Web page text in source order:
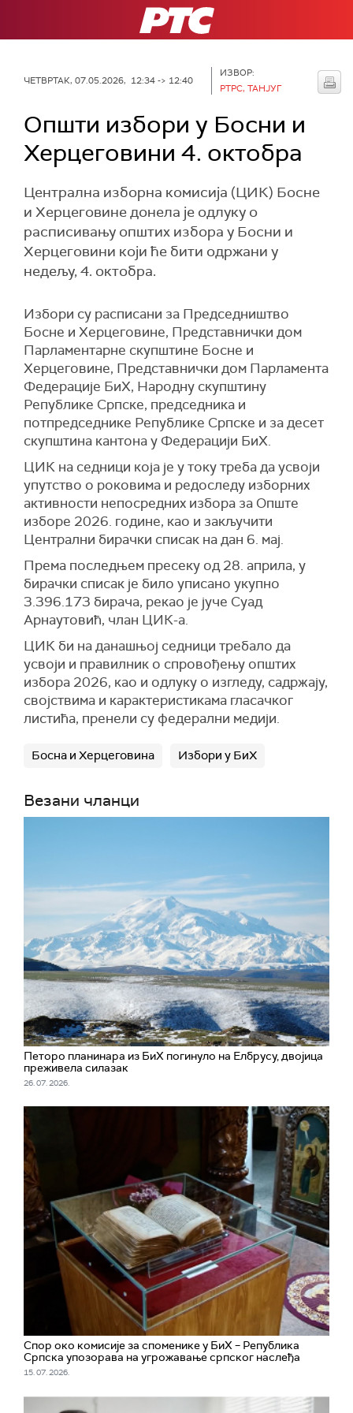
РТС
ЧЕТВРТАК, 07.05.2026, 12:34 -> 12:40
ИЗВОР:
РТРС, ТАНЈУГ
Општи избори у Босни и
Херцеговини 4. октобра
Централна изборна комисија (ЦИК) Босне
и Херцеговине донела је одлуку о
расписивању општих избора у Босни и
Херцеговини који ће бити одржани у
недељу, 4. октобра.
Избори су расписани за Председништво
Босне и Херцеговине, Представнички дом
Парламентарне скупштине Босне и
Херцеговине, Представнички дом Парламента
Федерације БиХ, Народну скупштину
Републике Српске, председника и
потпредседнике Републике Српске и за десет
скупштина кантона у Федерацији БиХ.
ЦИК на седници која је у току треба да усвоји
упутство о роковима и редоследу изборних
активности непосредних избора за Опште
изборе 2026. године, као и закључити
Централни бирачки списак на дан 6. мај.
Према последњем пресеку од 28. априла, у
бирачки списак је било уписано укупно
3.396.173 бирача, рекао је јуче Суад
Арнаутовић, члан ЦИК-а.
ЦИК би на данашњој седници требало да
усвоји и правилник о спровођењу општих
избора 2026, као и одлуку о изгледу, садржају,
својствима и карактеристикама гласачког
листића, пренели су федерални медији.
Босна и Херцеговина Избори у БиХ
Везани чланци
Петоро планинара из БиХ погинуло на Елбрусу, двојица
преживела силазак
26. 07. 2026.
Спор око комисије за споменике у БиХ – Република
Српска упозорава на угрожавање српског наслеђа
15. 07. 2026.